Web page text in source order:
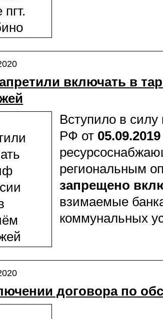
включать в
Вступило в
РФ от
региональным
запрещено
взимаемые
коммунальных
договора по